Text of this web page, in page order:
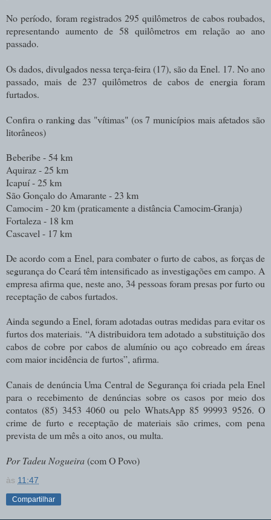
No período, foram registrados 295 quilômetros de cabos roubados,
representando aumento de 58 quilômetros em relação ao ano
passado.
Os dados, divulgados nessa terça-feira (17), são da Enel. 17. No ano
passado, mais de 237 quilômetros de cabos de energia foram
furtados.
Confira o ranking das "vítimas" (os 7 municípios mais afetados são
litorâneos)
Beberibe - 54 km
Aquiraz - 25 km
Icapuí - 25 km
São Gonçalo do Amarante - 23 km
Camocim - 20 km (praticamente a distância Camocim-Granja)
Fortaleza - 18 km
Cascavel - 17 km
De acordo com a Enel, para combater o furto de cabos, as forças de
segurança do Ceará têm intensificado as investigações em campo. A
empresa afirma que, neste ano, 34 pessoas foram presas por furto ou
receptação de cabos furtados.
Ainda segundo a Enel, foram adotadas outras medidas para evitar os
furtos dos materiais. “A distribuidora tem adotado a substituição dos
cabos de cobre por cabos de alumínio ou aço cobreado em áreas
com maior incidência de furtos”, afirma.
Canais de denúncia Uma Central de Segurança foi criada pela Enel
para o recebimento de denúncias sobre os casos por meio dos
contatos (85) 3453 4060 ou pelo WhatsApp 85 99993 9526. O
crime de furto e receptação de materiais são crimes, com pena
prevista de um mês a oito anos, ou multa.
Por Tadeu Nogueira(com O Povo)
às 11:47
Compartilhar